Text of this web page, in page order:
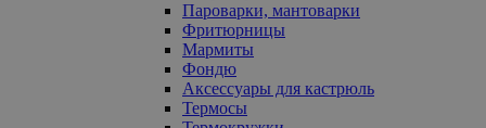
Пароварки, мантоварки
Фритюрницы
Мармиты
Фондю
Аксессуары для кастрюль
Термосы